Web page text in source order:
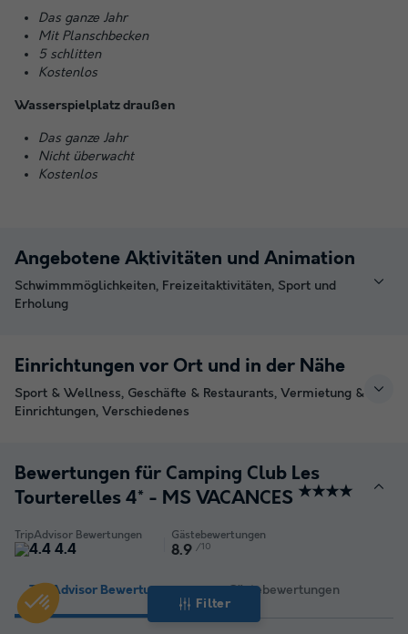
Filter
Das ganze Jahr
Mit Planschbecken
5 schlitten
Kostenlos
Wasserspielplatz draußen
Das ganze Jahr
Nicht überwacht
Kostenlos
Angebotene Aktivitäten und Animation
Schwimmmöglichkeiten, Freizeitaktivitäten, Sport und
Erholung
Einrichtungen vor Ort und in der Nähe
Sport & Wellness, Geschäfte & Restaurants, Vermietung &
Einrichtungen, Verschiedenes
Bewertungen für Camping Club Les
Tourterelles 4* - MS VACANCES ★★★★
TripAdvisor Bewertungen
4.4
Gästebewertungen
8.9 /10
TripAdvisor Bewertungen Gästebewertungen